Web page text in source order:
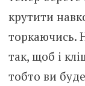
крутити
торкаючись.
так, щоб і
тобто ви